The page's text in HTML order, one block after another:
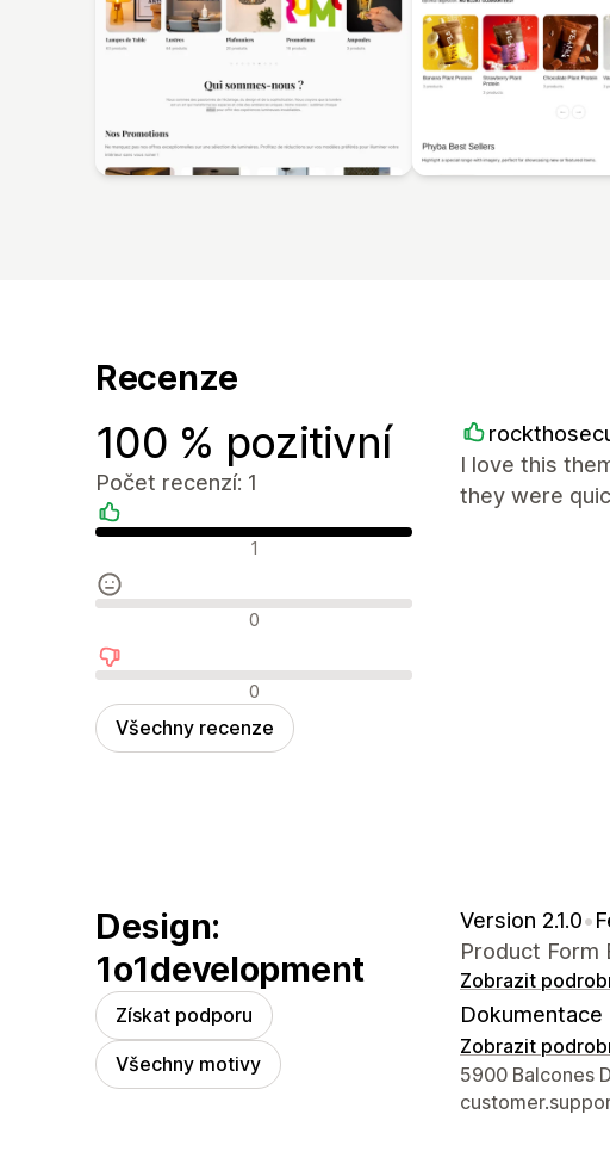
Recenze
100 % pozitivní
Počet recenzí: 1
Pozitivní recenze 1
Neutrální recenze0
Negativní recenze0
Všechny recenze
I love this
they were
Design:
1o1development
Získat podporu
Všechny motivy
Version 2.1.0•
Product Form
Zobrazit
Dokumentace
Zobrazit
Kontaktní údaje
5900 Balcones